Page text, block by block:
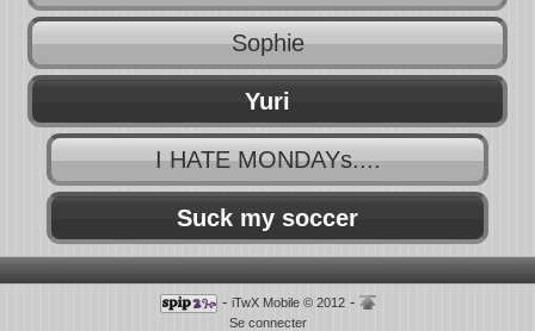
Sophie
Yuri
I HATE MONDAYs....
Suck my soccer
- iTwX Mobile © 2012-
Se connecter